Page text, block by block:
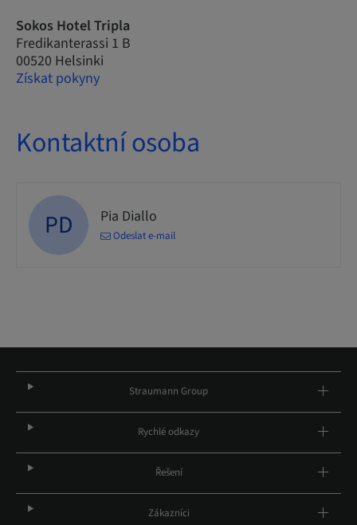
Sokos Hotel Tripla
Fredikanterassi 1 B
00520 Helsinki
Získat pokyny
Kontaktní osoba
PD Pia Diallo
Odeslat e-mail
Straumann Group
Rychlé odkazy
Řešení
Zákazníci